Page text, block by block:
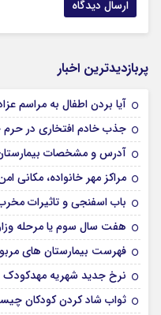
پربازدیدترین اخبار
آیا بردن اطفال به مراسم
جذب خادم افتخاری در
آدرس و مشخصات بیمارستان
مراکز مهر خانواده، مکانی
باب اسفنجی و تاثیرات
هفت سال سوم یا مرحله
فهرست بیمارستان های
نرخ جدید شهریه مهدکودک
ثواب شاد کردن کودکان